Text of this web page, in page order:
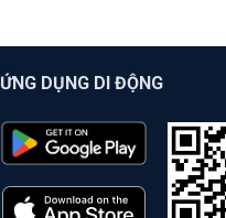
ỨNG DỤNG DI ĐỘNG